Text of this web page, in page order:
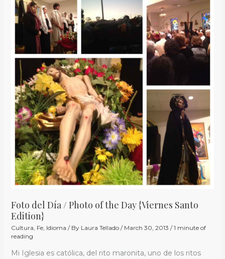
Foto del Día / Photo of the Day {Viernes Santo
Edition}
Cultura Fe, Idioma / By Laura Tellado / March 30, 2013 /1 minute of
reading
Mi Iglesia es católica, del rito maronita, uno de los ritos
del
Día
Photo
of
the
Day
{Viernes
Santo
Edition}